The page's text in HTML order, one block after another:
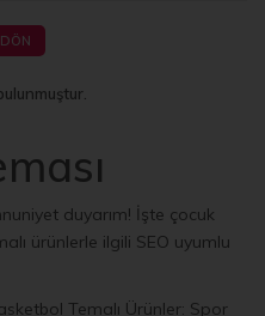
duyarım! İşte çocuk
ürünlerle ilgili SEO uyumlu
Temalı Ürünler: Spor